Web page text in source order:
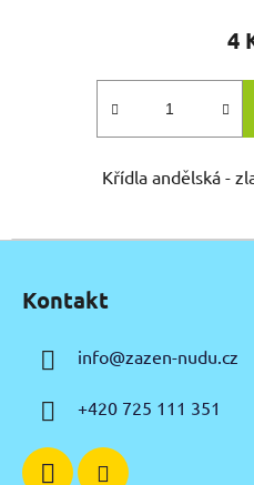
4
Křídla andělská -
Kontakt
info@zazen-nudu.cz
+420 725 111 351